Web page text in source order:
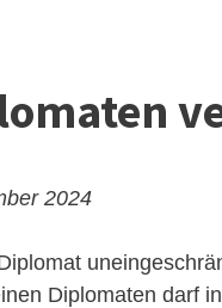
2024
Diplomaten darf